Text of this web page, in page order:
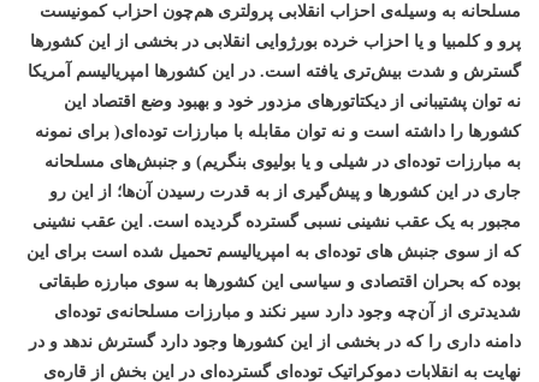
مسلحانه به وسیله‌ی احزاب انقلابی پرولتری هم‌چون احزاب کمونیست
پرو و کلمبیا و یا احزاب خرده بورژوایی انقلابی در بخشی از این کشورها
گسترش و شدت بیش‌تری یافته است. در این کشورها امپریالیسم آمریکا
نه توان پشتیبانی از دیکتاتورهای مزدور خود و بهبود وضع اقتصاد این
کشورها را داشته است و نه توان مقابله با مبارزات توده‌ای( برای نمونه
به مبارزات توده‌ای در شیلی و یا بولیوی بنگریم) و جنبش‌های مسلحانه
جاری در این کشورها و پیش‌گیری از به قدرت رسیدن آن‌ها؛ از این رو
مجبور به یک عقب نشینی نسبی گسترده گردیده است. این عقب نشینی
که از سوی جنبش های توده‌ای به امپریالیسم تحمیل شده است برای این
بوده که بحران اقتصادی و سیاسی این کشورها به سوی مبارزه طبقاتی
شدیدتری از آن‌چه وجود دارد سیر نکند و مبارزات مسلحانه‌ی توده‌ای
دامنه داری را که در بخشی از این کشورها وجود دارد گسترش ندهد و در
نهایت به انقلابات دموکراتیک توده‌ای گسترده‌ای در این بخش از قاره‌ی